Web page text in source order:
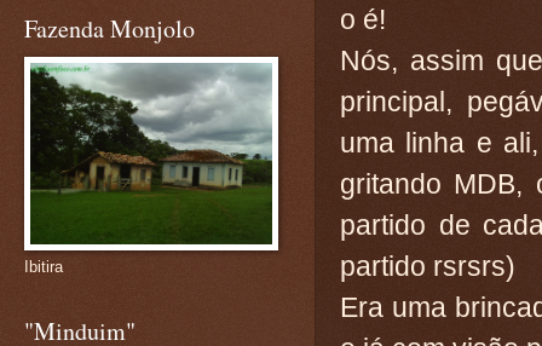
o é!
Nós, assim
principal,
uma linha e
gritando MDB,
partido de
partido rsrsrs)
Era uma
Fazenda Monjolo
Ibitira
"Minduim"